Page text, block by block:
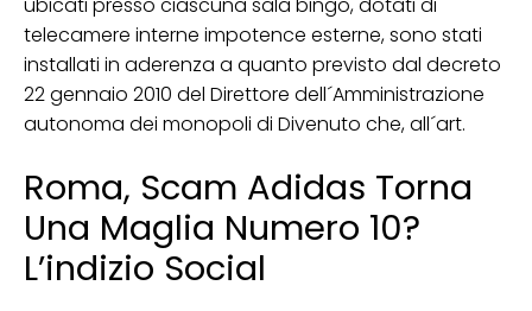
telecamere interne impotence esterne, sono stati
installati in aderenza a quanto previsto dal decreto
22 gennaio 2010 del Direttore dell´Amministrazione
autonoma dei monopoli di Divenuto che, all´art.
Roma, Scam Adidas Torna
Una Maglia Numero 10?
L’indizio Social